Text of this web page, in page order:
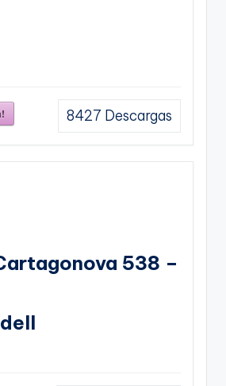
8427 Descargas
538 –